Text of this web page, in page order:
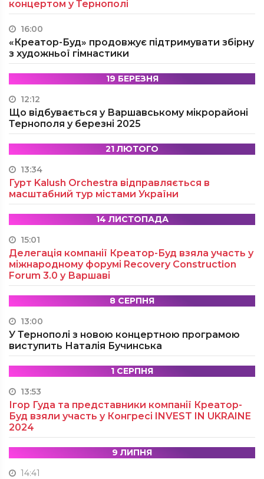
концертом у Тернополі
16:00
«Креатор-Буд» продовжує підтримувати збірну
з художньої гімнастики
19 БЕРЕЗНЯ
12:12
Що відбувається у Варшавському мікрорайоні
Тернополя у березні 2025
21 ЛЮТОГО
13:34
Гурт Kalush Orchestra відправляється в
масштабний тур містами України
14 ЛИСТОПАДА
15:01
Делегація компанії Креатор-Буд взяла участь у
міжнародному форумі Recovery Construction
Forum 3.0 у Варшаві
8 СЕРПНЯ
13:00
У Тернополі з новою концертною програмою
виступить Наталія Бучинська
1 СЕРПНЯ
13:53
Ігор Гуда та представники компанії Креатор-
Буд взяли участь у Конгресі INVEST IN UKRAINE
2024
9 ЛИПНЯ
14:41